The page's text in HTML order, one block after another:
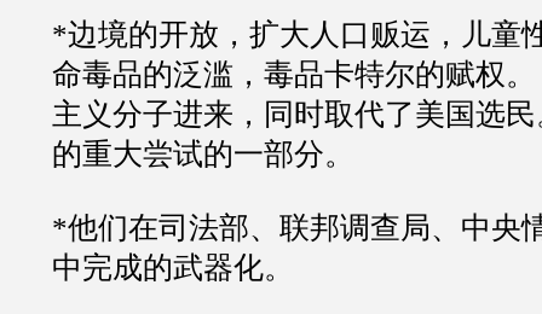
*边境的开放，扩大人口贩运，儿童
命毒品的泛滥，毒品卡特尔的赋权
主义分子进来，同时取代了美国选
的重大尝试的一部分。
*他们在司法部、联邦调查局、中央
中完成的武器化。